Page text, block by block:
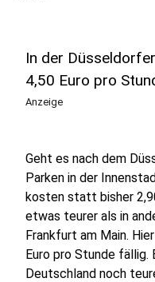
In der
4,50 Euro pro
Anzeige
Geht es nach dem
Parken in der
kosten statt bisher
etwas teurer als in
Frankfurt am Main.
Euro pro Stunde fällig.
Deutschland noch